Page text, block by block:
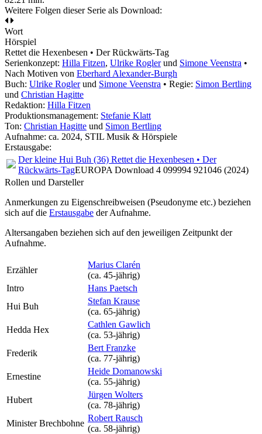
Weitere Folgen dieser Serie als Download:
Wort
Hörspiel
Rettet die Hexenbesen • Der Rückwärts-Tag
Serienkonzept: Hilla Fitzen, Ulrike Roglerund Simone Veenstra •
Nach Motiven von Eberhard Alexander-Burgh
Buch: Ulrike Roglerund Simone Veenstra • Regie: Simon Bertling
und Christian Hagitte
Redaktion: Hilla Fitzen
Produktionsmanagement: Stefanie Klatt
Ton: Christian Hagitte und Simon Bertling
Aufnahme: ca. 2024, STIL Musik & Hörspiele
Erstausgabe:
Der kleine Hui Buh (36) Rettet die Hexenbesen • Der
Rückwärts-TagEUROPA Download 4 099994 921046 (2024)
Rollen und Darsteller
Anmerkungen zu Eigenschreibweisen (Pseudonyme etc.) beziehen
sich auf die Erstausgabe der Aufnahme.
Altersangaben beziehen sich auf den jeweiligen Zeitpunkt der
Aufnahme.
Erzähler
Marius Clarén
(ca. 45‑jährig)
Intro
Hans Paetsch
Hui Buh
Stefan Krause
(ca. 65‑jährig)
Hedda Hex
Cathlen Gawlich
(ca. 53‑jährig)
Frederik
Bert Franzke
(ca. 77‑jährig)
Ernestine
Heide Domanowski
(ca. 55‑jährig)
Hubert
Jürgen Wolters
(ca. 78‑jährig)
Minister Brechbohne
Robert Rausch
(ca. 58‑jährig)